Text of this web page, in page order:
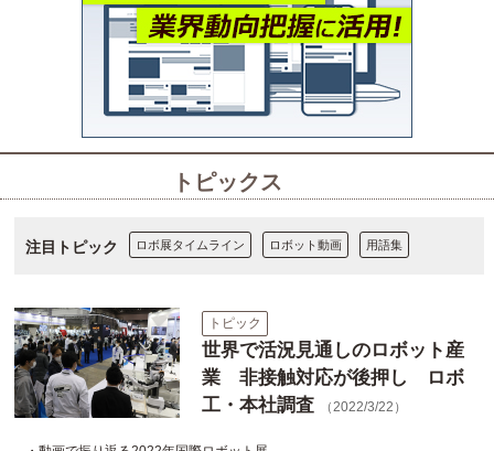
トピックス
注目トピック ロボ展タイムライン ロボット動画 用語集
トピック
世界で活況見通しのロボット産
業 非接触対応が後押し ロボ
工・本社調査
（2022/3/22）